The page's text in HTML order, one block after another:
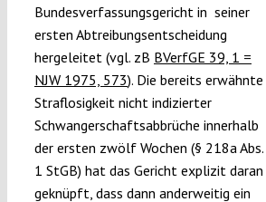
Bundesverfassungsgericht in seiner
ersten Abtreibungsentscheidung
hergeleitet (vgl. zB BVerfGE 39, 1 =
NJW 1975, 573). Die bereits erwähnte
Straflosigkeit nicht indizierter
Schwangerschaftsabbrüche innerhalb
der ersten zwölf Wochen (§ 218a Abs.
1 StGB) hat das Gericht explizit daran
geknüpft, dass dann anderweitig ein